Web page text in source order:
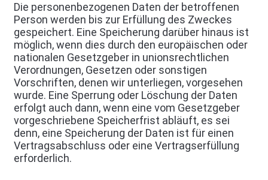
Die personenbezogenen Daten der betroffenen
Person werden bis zur Erfüllung des Zweckes
gespeichert. Eine Speicherung darüber hinaus ist
möglich, wenn dies durch den europäischen oder
nationalen Gesetzgeber in unionsrechtlichen
Verordnungen, Gesetzen oder sonstigen
Vorschriften, denen wir unterliegen, vorgesehen
wurde. Eine Sperrung oder Löschung der Daten
erfolgt auch dann, wenn eine vom Gesetzgeber
vorgeschriebene Speicherfrist abläuft, es sei
denn, eine Speicherung der Daten ist für einen
Vertragsabschluss oder eine Vertragserfüllung
erforderlich.